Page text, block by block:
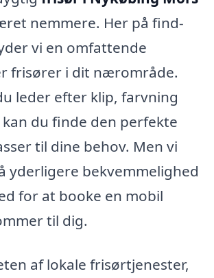
nemmere. Her på find-
vi en omfattende
frisører i dit nærområde.
leder efter klip, farvning
du finde den perfekte
til dine behov. Men vi
yderligere bekvemmelighed
for at booke en mobil
til dig.
af lokale frisørtjenester,